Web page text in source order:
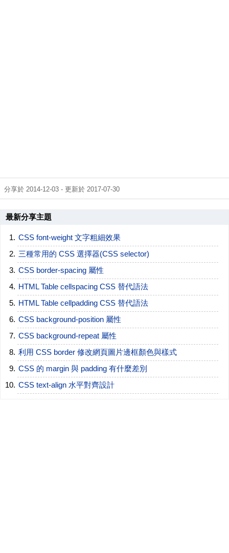
分享於 2014-12-03 - 更新於 2017-07-30
最新分享主題
CSS font-weight 文字粗細效果
三種常用的 CSS 選擇器(CSS selector)
CSS border-spacing 屬性
HTML Table cellspacing CSS 替代語法
HTML Table cellpadding CSS 替代語法
CSS background-position 屬性
CSS background-repeat 屬性
利用 CSS border 修改網頁圖片邊框顏色與樣式
CSS 的 margin 與 padding 有什麼差別
CSS text-align 水平對齊設計